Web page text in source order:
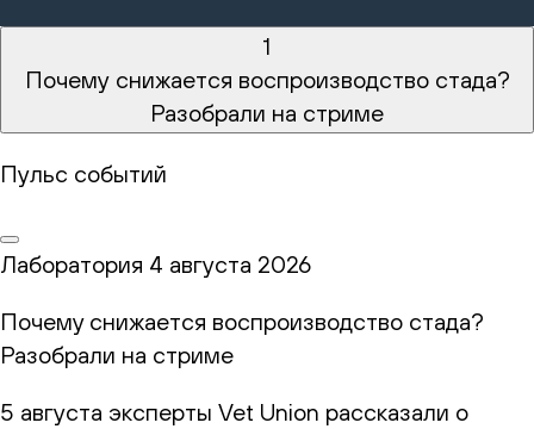
1
Почему снижается воспроизводство стада?
Разобрали на стриме
Пульс событий
Лаборатория 4 августа 2026
Почему снижается воспроизводство стада?
Разобрали на стриме
5 августа эксперты Vet Union рассказали о